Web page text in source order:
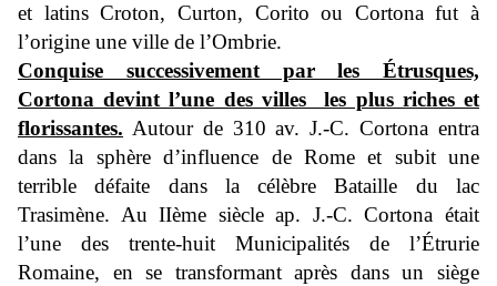
et latins Croton, Curton, Corito ou Cortona fut à
l’origine une ville de l’Ombrie.
Conquise successivement par les Étrusques,
Cortona devint l’une des villes les plus riches et
florissantes. Autour de 310 av. J.-C. Cortona entra
dans la sphère d’influence de Rome et subit une
terrible défaite dans la célèbre Bataille du lac
Trasimène. Au IIème siècle ap. J.-C. Cortona était
l’une des trente-huit Municipalités de l’Étrurie
Romaine, en se transformant après dans un siège